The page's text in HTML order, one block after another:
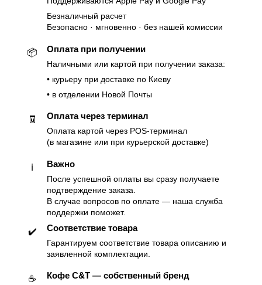
Безналичный расчет
Безопасно · мгновенно · без нашей комиссии
📦 Оплата при получении
Наличными или картой при получении заказа:
• курьеру при доставке по Киеву
• в отделении Новой Почты
🧾 Оплата через терминал
Оплата картой через POS-терминал
(в магазине или при курьерской доставке)
ℹ️ Важно
После успешной оплаты вы сразу получаете
подтверждение заказа.
В случае вопросов по оплате — наша служба
поддержки поможет.
✔️ Соответствие товара
Гарантируем соответствие товара описанию и
заявленной комплектации.
☕️ Кофе C&T — собственный бренд